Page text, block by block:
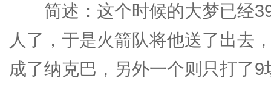
简述：这个时候的大梦已经39
人了，于是火箭队将他送了出去
成了纳克巴，另外一个则只打了